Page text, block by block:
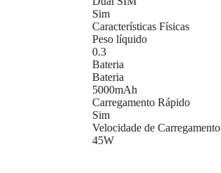
Sim
Características Físicas
Peso líquido
0.3
Bateria
Bateria
5000mAh
Carregamento Rápido
Sim
Velocidade de Carregamento
45W